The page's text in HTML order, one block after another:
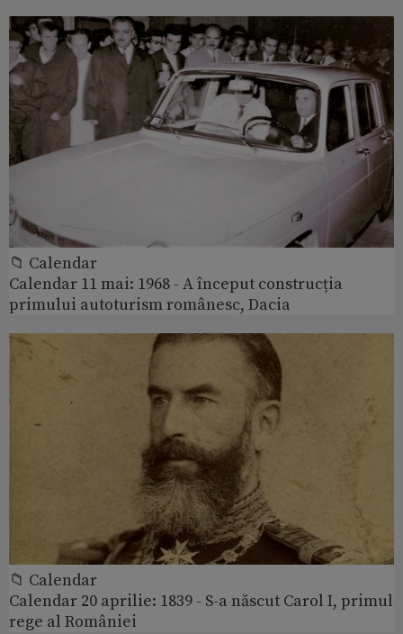
📁 Calendar
Calendar 11 mai: 1968 - A început construcția
primului autoturism românesc, Dacia
📁 Calendar
Calendar 20 aprilie: 1839 - S-a născut Carol I, primul
rege al României